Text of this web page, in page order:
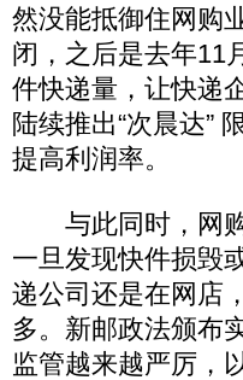
然没能抵御住网购
闭，之后是去年11
件快递量，让快递
陆续推出“次晨达”
提高利润率。
与此同时，网购
一旦发现快件损毁
递公司还是在网店
多。新邮政法颁布
监管越来越严厉，